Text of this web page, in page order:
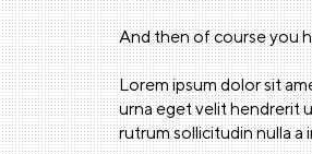
And then of course you
Lorem ipsum dolor sit
urna eget velit hendrerit
rutrum sollicitudin nulla a